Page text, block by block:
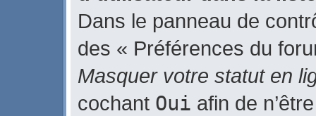
Dans le panneau de
des « Préférences du
Masquer votre statut en
cochant Oui afin de